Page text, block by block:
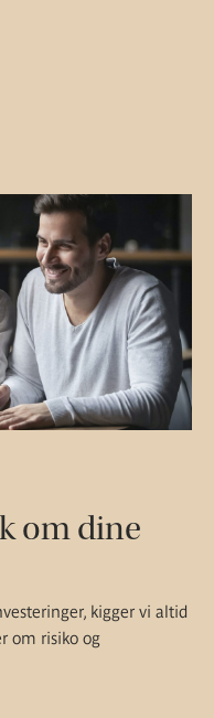
om dine
kigger vi altid
om risiko og